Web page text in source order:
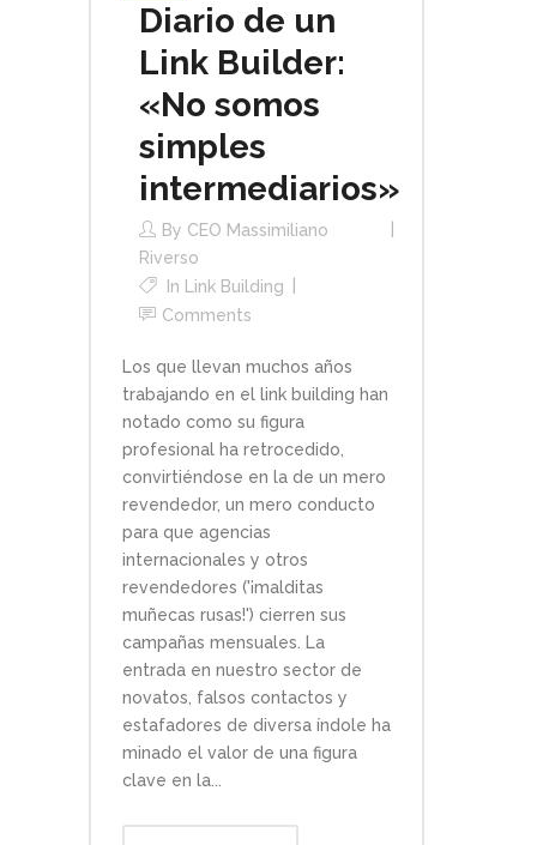
Diario de un
Link Builder:
«No somos
simples
intermediarios»
By CEO Massimiliano
Riverso
In Link Building
Comments
Los que llevan muchos años
trabajando en el link building han
notado como su figura
profesional ha retrocedido,
convirtiéndose en la de un mero
revendedor, un mero conducto
para que agencias
internacionales y otros
revendedores ('¡malditas
muñecas rusas!') cierren sus
campañas mensuales. La
entrada en nuestro sector de
novatos, falsos contactos y
estafadores de diversa índole ha
minado el valor de una figura
clave en la...